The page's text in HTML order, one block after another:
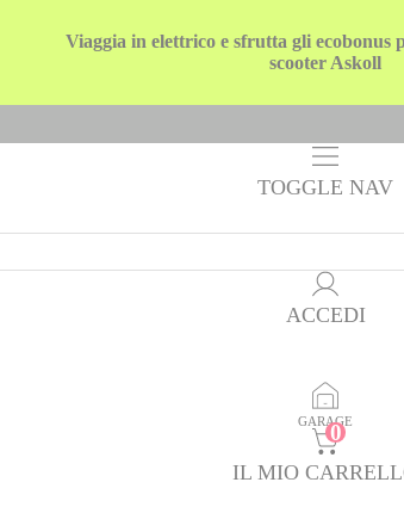
Viaggia in elettrico e sfrutta gli ecobonus
scooter Askoll
TOGGLE NAV
ACCEDI
GARAGE
IL MIO